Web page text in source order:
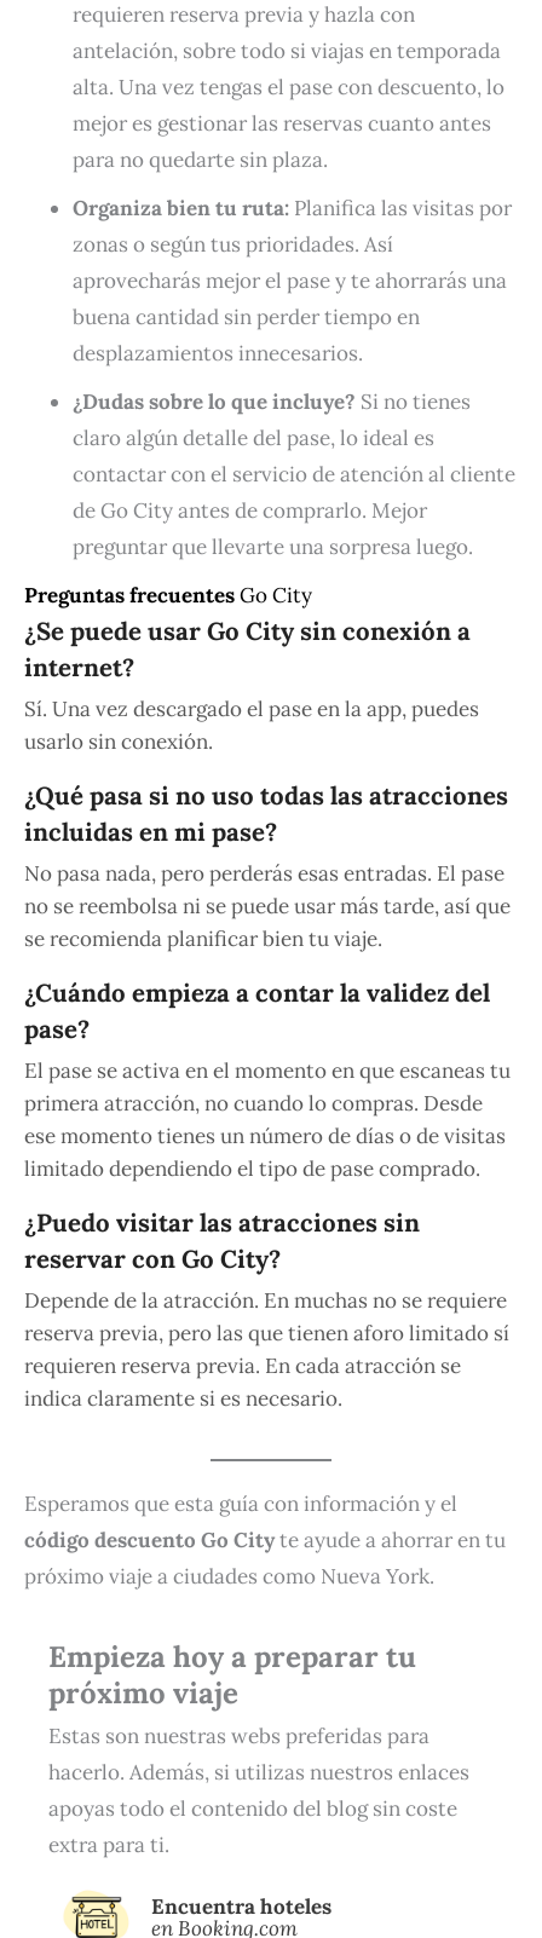
requieren reserva previa y hazla con
antelación, sobre todo si viajas en temporada
alta. Una vez tengas el pase con descuento, lo
mejor es gestionar las reservas cuanto antes
para no quedarte sin plaza.
Organiza bien tu ruta: Planifica las visitas por
zonas o según tus prioridades. Así
aprovecharás mejor el pase y te ahorrarás una
buena cantidad sin perder tiempo en
desplazamientos innecesarios.
¿Dudas sobre lo que incluye? Si no tienes
claro algún detalle del pase, lo ideal es
contactar con el servicio de atención al cliente
de Go City antes de comprarlo. Mejor
preguntar que llevarte una sorpresa luego.
Preguntas frecuentesGo City
¿Se puede usar Go City sin conexión a
internet?
Sí. Una vez descargado el pase en la app, puedes
usarlo sin conexión.
¿Qué pasa si no uso todas las atracciones
incluidas en mi pase?
No pasa nada, pero perderás esas entradas. El pase
no se reembolsa ni se puede usar más tarde, así que
se recomienda planificar bien tu viaje.
¿Cuándo empieza a contar la validez del
pase?
El pase se activa en el momento en que escaneas tu
primera atracción, no cuando lo compras. Desde
ese momento tienes un número de días o de visitas
limitado dependiendo el tipo de pase comprado.
¿Puedo visitar las atracciones sin
reservar con Go City?
Depende de la atracción. En muchas no se requiere
reserva previa, pero las que tienen aforo limitado sí
requieren reserva previa. En cada atracción se
indica claramente si es necesario.
Esperamos que esta guía con información y el
código descuento Go Cityte ayude a ahorrar en tu
próximo viaje a ciudades como Nueva York.
Empieza hoy a preparar tu
próximo viaje
Estas son nuestras webs preferidas para
hacerlo. Además, si utilizas nuestros enlaces
apoyas todo el contenido del blog sin coste
extra para ti.
Encuentra hoteles
en Booking.com